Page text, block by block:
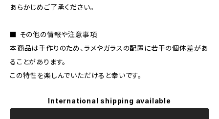
あらかじめご了承ください。
■ その他の情報や注意事項
本商品は手作りのため、ラメやガラスの配置に若干の個体差があ
ることがあります。
この特性を楽しんでいただけると幸いです。
International shipping available